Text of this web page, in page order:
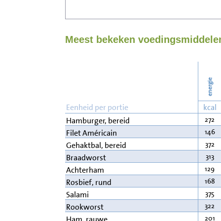
Meest bekeken
energie
Eenheid per portie kcal
Hamburger, bereid
272
Filet Américain 146
Gehaktbal, bereid 372
Braadworst 313
Achterham 129
Rosbief, rund 168
Salami 375
Rookworst 322
201